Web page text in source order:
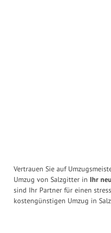
Vertrauen Sie auf
Umzug von Salzgitter in Ihr
sind Ihr Partner für einen
kostengünstigen Umzug in